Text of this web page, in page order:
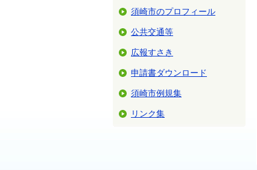
須崎市のプロフィール
公共交通等
広報すさき
申請書ダウンロード
須崎市例規集
リンク集